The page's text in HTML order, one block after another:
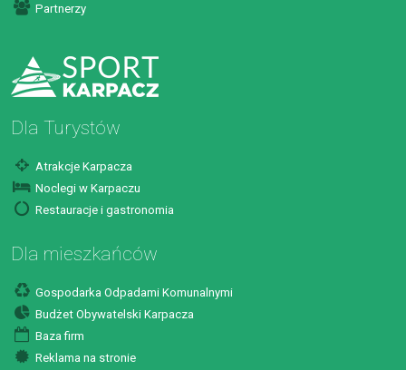
Partnerzy
Dla Turystów
Atrakcje Karpacza
Noclegi w Karpaczu
Restauracje i gastronomia
Dla mieszkańców
Gospodarka Odpadami Komunalnymi
Budżet Obywatelski Karpacza
Baza firm
Reklama na stronie